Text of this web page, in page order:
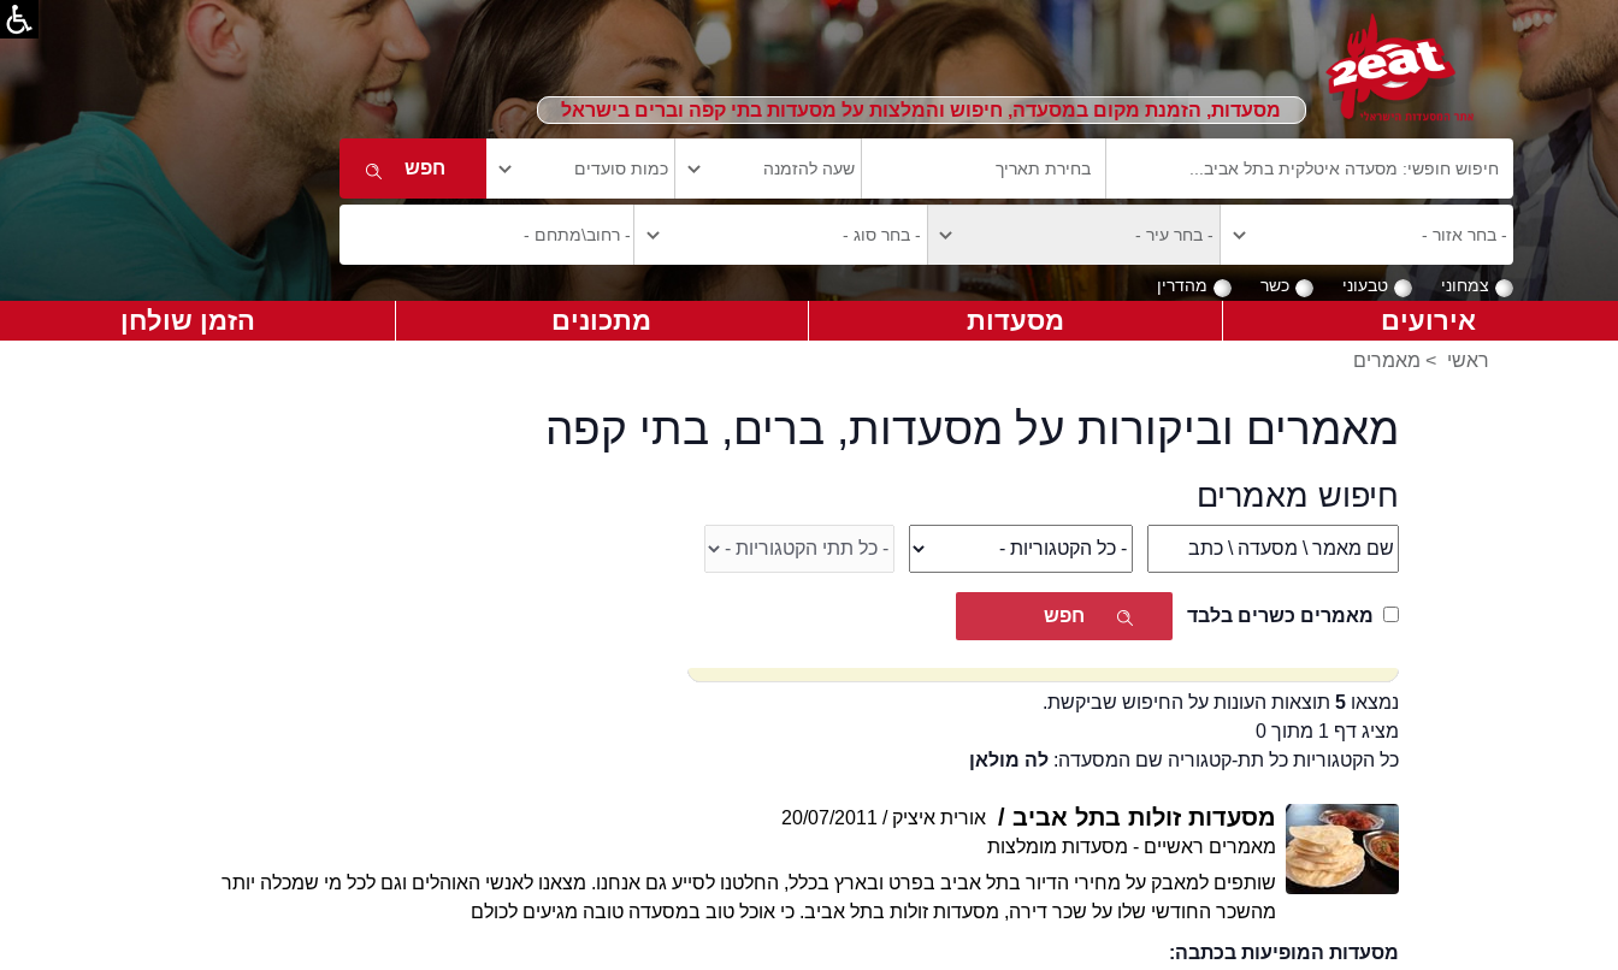
מסעדות, הזמנת מקום במסעדה, חיפוש והמלצות על מסעדות בתי קפה וברים בישראל
צמחוני טבעוני כשר מהדרין
אירועים מסעדות מתכונים הזמן שולחן
ראשי > מאמרים
מאמרים וביקורות על מסעדות, ברים, בתי קפה
חיפוש מאמרים
מאמרים כשרים בלבד
נמצאו 5תוצאות העונות על החיפוש שביקשת.
מציג דף 1 מתוך 0
כל הקטגוריות כל תת-קטגוריה שם המסעדה: לה מולאן
מסעדות זולות בתל אביב אורית איציק
20/07/2011
מאמרים ראשיים - מסעדות מומלצות
שותפים למאבק על מחירי הדיור בתל אביב בפרט ובארץ בכלל, החלטנו לסייע גם אנחנו. מצאנו לאנשי האוהלים וגם לכל מי שמכלה יותר
מהשכר החודשי שלו על שכר דירה, מסעדות זולות בתל אביב. כי אוכל טוב במסעדה טובה מגיעים לכולם
מסעדות המופיעות בכתבה: